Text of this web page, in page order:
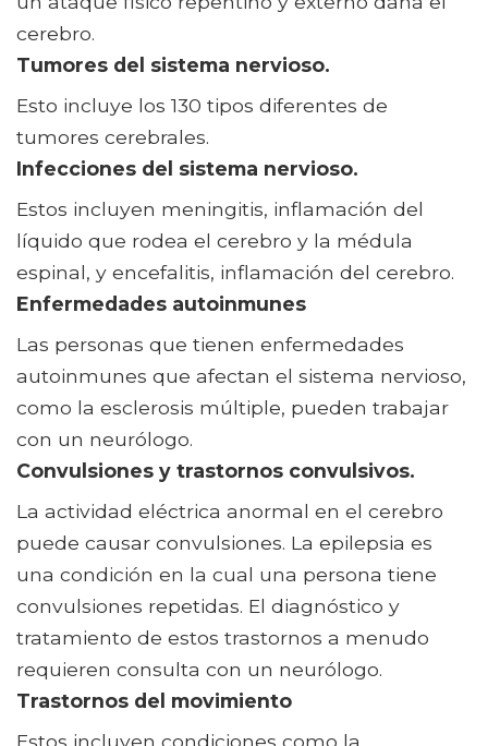
cerebro.
Tumores del sistema nervioso.
Esto incluye los 130 tipos diferentes de
tumores cerebrales.
Infecciones del sistema nervioso.
Estos incluyen meningitis, inflamación del
líquido que rodea el cerebro y la médula
espinal, y encefalitis, inflamación del cerebro.
Enfermedades autoinmunes
Las personas que tienen enfermedades
autoinmunes que afectan el sistema nervioso,
como la esclerosis múltiple, pueden trabajar
con un neurólogo.
Convulsiones y trastornos convulsivos.
La actividad eléctrica anormal en el cerebro
puede causar convulsiones. La epilepsia es
una condición en la cual una persona tiene
convulsiones repetidas. El diagnóstico y
tratamiento de estos trastornos a menudo
requieren consulta con un neurólogo.
Trastornos del movimiento